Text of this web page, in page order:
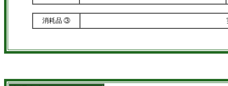
消耗品 ③